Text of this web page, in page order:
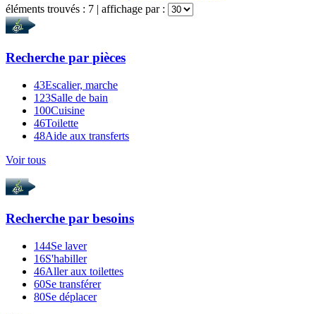
éléments trouvés : 7 | affichage par :
Recherche par pièces
43Escalier, marche
123Salle de bain
100Cuisine
46Toilette
48Aide aux transferts
Voir tous
Recherche par besoins
144Se laver
16S'habiller
46Aller aux toilettes
60Se transférer
80Se déplacer